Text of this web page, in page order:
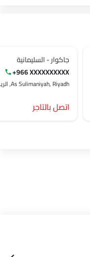
جاكوار - السليمانية
+966 XXXXXXXXXX
As Sulimaniyah, Riyadh, الرياض‎
اتصل بالتاجر